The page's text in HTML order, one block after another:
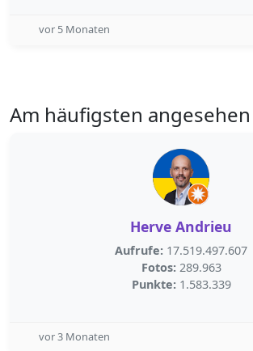
vor 5 Monaten
Am häufigsten angesehen
Herve Andrieu
Aufrufe: 17.519.497.607
Fotos: 289.963
Punkte: 1.583.339
vor 3 Monaten